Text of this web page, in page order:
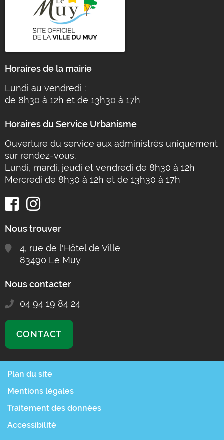
Horaires de la mairie
Lundi au vendredi :
de 8h30 à 12h et de 13h30 à 17h
Horaires du Service Urbanisme
Ouverture du service aux administrés uniquement
sur rendez-vous.
Lundi, mardi, jeudi et vendredi de 8h30 à 12h
Mercredi de 8h30 à 12h et de 13h30 à 17h
Nous trouver
4, rue de l'Hôtel de Ville
83490 Le Muy
Nous contacter
04 94 19 84 24
CONTACT
Plan du site
Mentions légales
Traitement des données
Accessibilité